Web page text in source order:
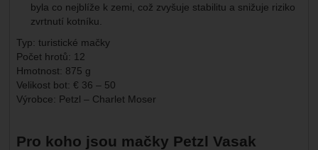
byla co nejblíže k zemi, což zvyšuje stabilitu a snižuje riziko
zvrtnutí kotníku.
Typ: turistické mačky
Počet hrotů: 12
Hmotnost: 875 g
Velikost bot: € 36 – 50
Výrobce: Petzl – Charlet Moser
Pro koho jsou mačky Petzl Vasak